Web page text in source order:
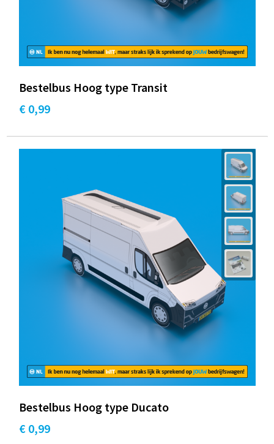
Bestelbus Hoog type Transit
€ 0,99
Bestelbus Hoog type Ducato
€ 0,99